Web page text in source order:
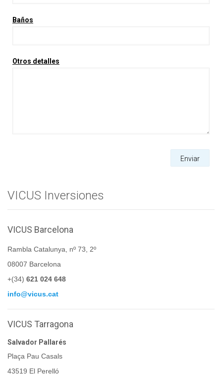
Baños
Otros detalles
Enviar
VICUS Inversiones
VICUS Barcelona
Rambla Catalunya, nº 73, 2º
08007 Barcelona
+(34) 621 024 648
info@vicus.cat
VICUS Tarragona
Salvador Pallarés
Plaça Pau Casals
43519 El Perelló